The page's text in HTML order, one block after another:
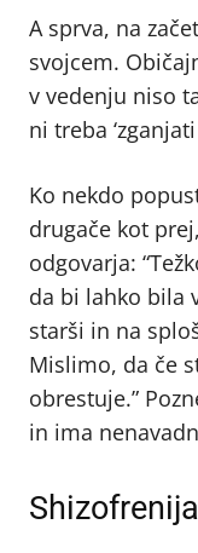
A sprva, na
svojcem.
v vedenju niso
ni treba
Ko nekdo
drugače kot
odgovarja:
da bi lahko bila
starši in na
Mislimo, da če
obrestuje.”
in ima